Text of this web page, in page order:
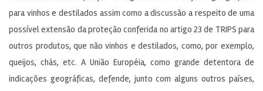
para vinhos e destilados assim como a discussão a respeito de uma
possível extensão da proteção conferida no artigo 23 de TRIPS para
outros produtos, que não vinhos e destilados, como, por exemplo,
queijos, chás, etc. A União Européia, como grande detentora de
indicações geográficas, defende, junto com alguns outros países,